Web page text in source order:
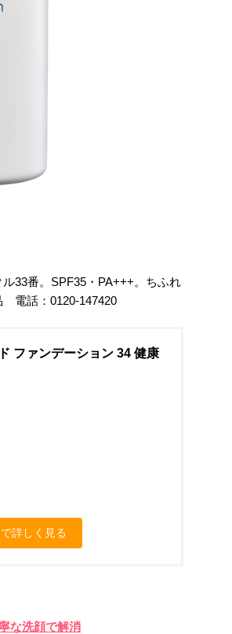
33番。SPF35・PA+++。ちふれ
話：0120-147420
ファンデーション 34 健康
詳しく見る
な洗顔で解消